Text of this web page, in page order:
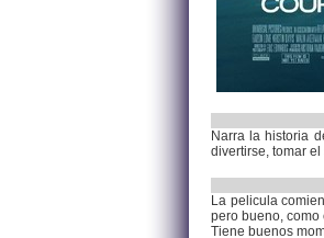
Narra la historia
divertirse, tomar
La pelicula
pero bueno, como
Tiene buenos